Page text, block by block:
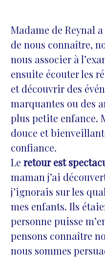
Madame de Reynal
de nous connaître,
nous associer à
ensuite écouter les
et découvrir des
marquantes ou des
plus petite enfance.
douce et
confiance.
Leretour est
maman j’ai
j’ignorais sur les
mes enfants. Ils
personne puisse
pensons connaître
nous sommes